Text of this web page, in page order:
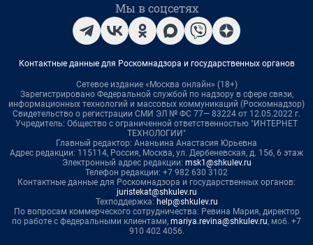
Мы в соцсетях
Контактные данные для Роскомнадзора и государственных органов
Сетевое издание «Москва онлайн» (18+)
Зарегистрировано Федеральной службой по надзору в сфере связи,
информационных технологий и массовых коммуникаций (Роскомнадзор)
Свидетельство о регистрации СМИ ЭЛ № ФС 77— 83224 от 12.05.2022 г.
Учредитель: Общество с ограниченной ответственностью "ИНТЕРНЕТ
ТЕХНОЛОГИИ"
Главный редактор: Ананьина Анастасия Юрьевна
Адрес редакции: 115114, Россия, Москва, ул. Дербеневская, д. 15б, 6 этаж
Электронный адрес редакции: msk1@shkulev.ru
Телефон редакции: +7 982 630 3102
Контактные данные для Роскомнадзора и государственных органов:
juristekat@shkulev.ru
Техподдержка: help@shkulev.ru
По вопросам коммерческого сотрудничества: Ревина Мария, директор
по работе с федеральными клиентами, mariya.revina@shkulev.ru, моб. +7
910 402 4056.